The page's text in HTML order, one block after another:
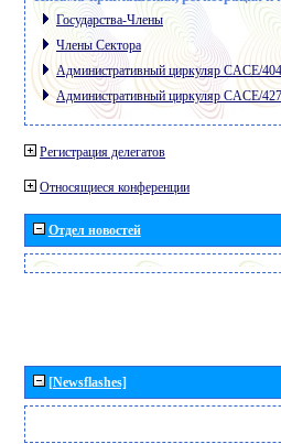
Государства-Члены
Члены Сектора
Административный циркуляр CACE/404
Административный циркуляр CACE/427
Регистрация делегатов
Относящиеся конференции
Отдел новостей
[Newsflashes]